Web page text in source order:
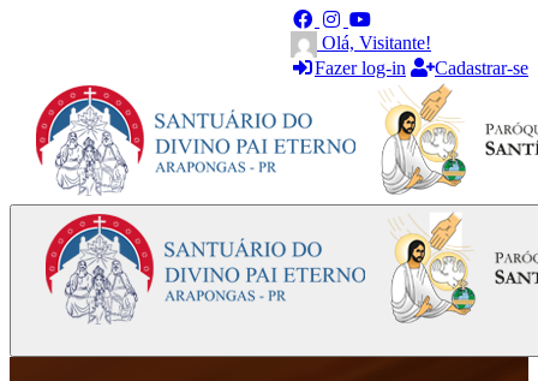
Olá, Visitante!
Fazer log-in
Cadastrar-se